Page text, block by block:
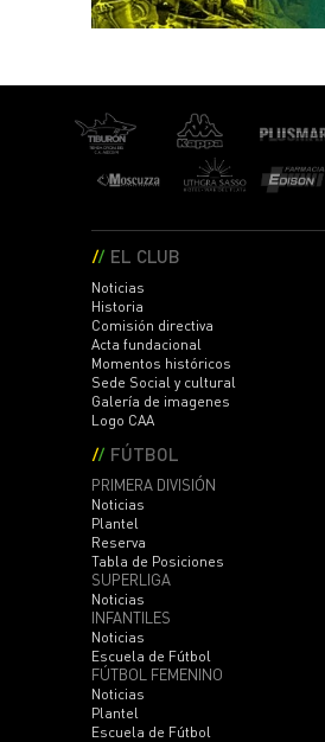
EL CLUB
Noticias
Historia
Comisión directiva
Acta fundacional
Momentos históricos
Sede Social y cultural
Galería de imagenes
Logo CAA
FÚTBOL
PRIMERA DIVISIÓN
Noticias
Plantel
Reserva
Tabla de Posiciones
SUPERLIGA
Noticias
INFANTILES
Noticias
Escuela de Fútbol
FÚTBOL FEMENINO
Noticias
Plantel
Escuela de Fútbol